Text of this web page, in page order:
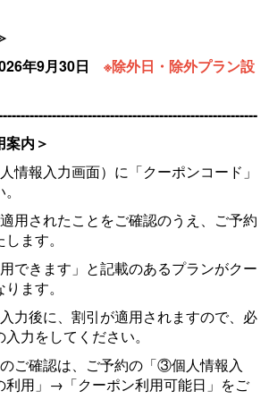
年9月30日 ※除外日・除外プラン設
案内＞
情報入力画面）に「クーポンコード」
用されたことをご確認のうえ、ご予約
ます。
できます」と記載のあるプランがクー
ます。
力後に、割引が適用されますので、必
力をしてください。
ご確認は、ご予約の「③個人情報入
用」→「クーポン利用可能日」をご